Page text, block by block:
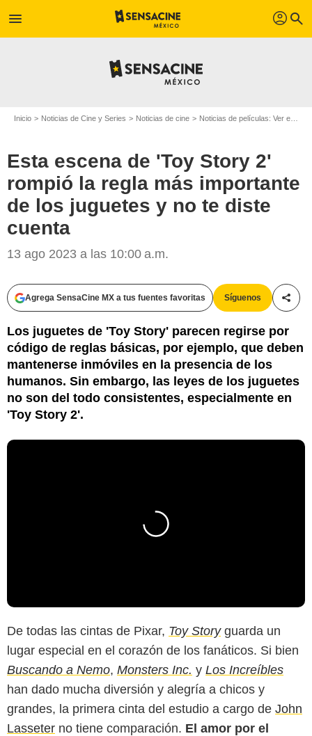
menu profil search
Inicio Noticias de Cine y Series Noticias de cine Noticias de películas: Ver en la web
Esta escena de 'Toy Story 2'
rompió la regla más importante
de los juguetes y no te diste
cuenta
13 ago 2023 a las 10:00 a.m.
Agrega SensaCine MX a tus fuentes favoritas Síguenos
Los juguetes de 'Toy Story' parecen regirse por
código de reglas básicas, por ejemplo, que deben
mantenerse inmóviles en la presencia de los
humanos. Sin embargo, las leyes de los juguetes
no son del todo consistentes, especialmente en
'Toy Story 2'.
De todas las cintas de Pixar, Toy Storyguarda un
lugar especial en el corazón de los fanáticos. Si bien
Buscando a Nemo, Monsters Inc. y Los Increíbles
han dado mucha diversión y alegría a chicos y
grandes, la primera cinta del estudio a cargo de John
Lasseter no tiene comparación. El amor por el